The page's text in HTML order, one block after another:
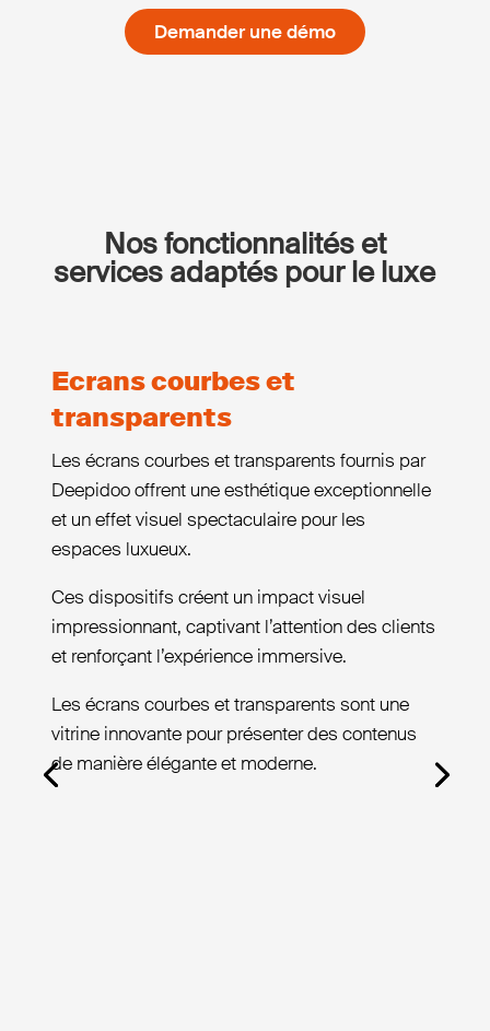
Demander une démo
Nos fonctionnalités et
services adaptés pour le luxe
Ecrans courbes et
transparents
Les écrans courbes et transparents fournis par
Deepidoo offrent une esthétique exceptionnelle
et un effet visuel spectaculaire pour les
espaces luxueux.
Ces dispositifs créent un impact visuel
impressionnant, captivant l’attention des clients
et renforçant l’expérience immersive.
Les écrans courbes et transparents sont une
vitrine innovante pour présenter des contenus
de manière élégante et moderne.